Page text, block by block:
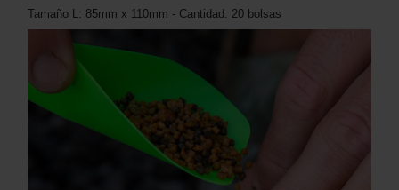
Tamaño L: 85mm x 110mm - Cantidad: 20 bolsas